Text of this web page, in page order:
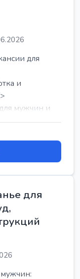
для
и
мужчин и
для